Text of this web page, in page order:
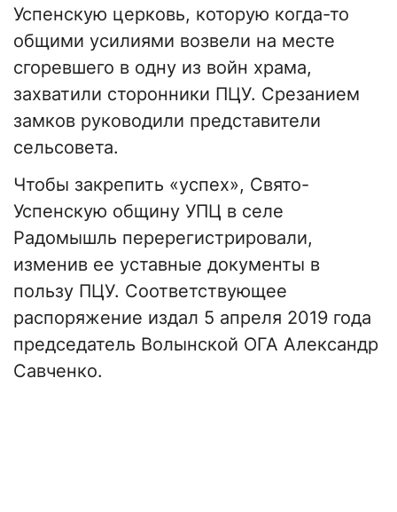
Успенскую церковь, которую когда-то
общими усилиями возвели на месте
сгоревшего в одну из войн храма,
захватили сторонники ПЦУ. Срезанием
замков руководили представители
сельсовета.
Чтобы закрепить «успех», Свято-
Успенскую общину УПЦ в селе
Радомышль перерегистрировали,
изменив ее уставные документы в
пользу ПЦУ. Соответствующее
распоряжение издал 5 апреля 2019 года
председатель Волынской ОГА Александр
Савченко.